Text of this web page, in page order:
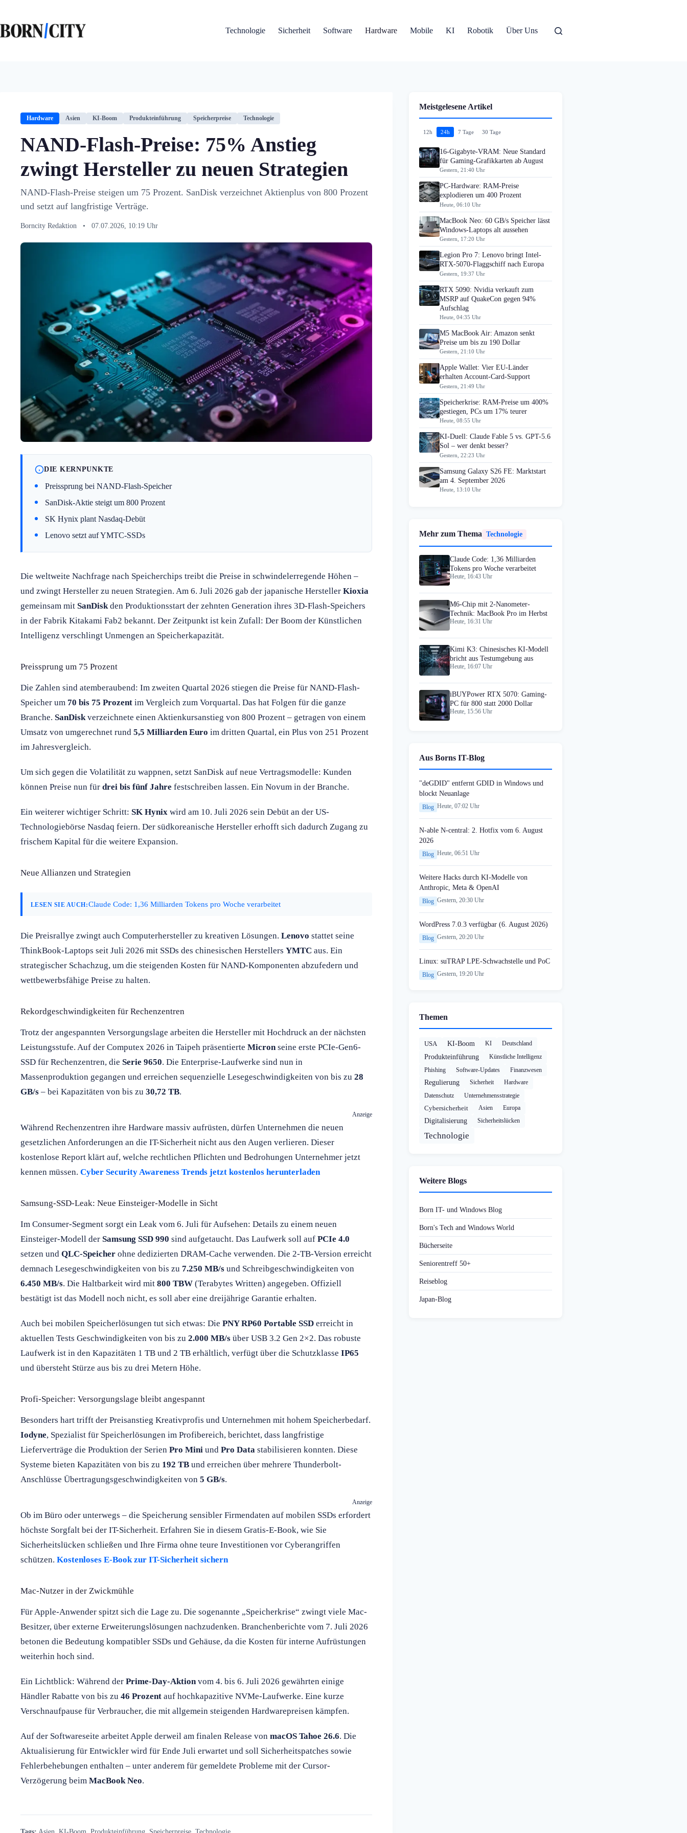
springen
Technologie
Sicherheit Software Hardware Mobile KI Robotik Über Uns
Hardware Asien KI-Boom Produkteinführung Speicherpreise Technologie
NAND-Flash-Preise: 75% Anstieg
zwingt Hersteller zu neuen Strategien
NAND-Flash-Preise steigen um 75 Prozent. SanDisk verzeichnet Aktienplus von 800 Prozent
und setzt auf langfristige Verträge.
Borncity Redaktion • 07.07.2026, 10:19 Uhr
DIE KERNPUNKTE
Preissprung bei NAND-Flash-Speicher
SanDisk-Aktie steigt um 800 Prozent
SK Hynix plant Nasdaq-Debüt
Lenovo setzt auf YMTC-SSDs
Die weltweite Nachfrage nach Speicherchips treibt die Preise in schwindelerregende Höhen –
und zwingt Hersteller zu neuen Strategien. Am 6. Juli 2026 gab der japanische Hersteller Kioxia
gemeinsam mit SanDisk den Produktionsstart der zehnten Generation ihres 3D-Flash-Speichers
in der Fabrik Kitakami Fab2 bekannt. Der Zeitpunkt ist kein Zufall: Der Boom der Künstlichen
Intelligenz verschlingt Unmengen an Speicherkapazität.
Preissprung um 75 Prozent
Die Zahlen sind atemberaubend: Im zweiten Quartal 2026 stiegen die Preise für NAND-Flash-
Speicher um 70 bis 75 Prozent im Vergleich zum Vorquartal. Das hat Folgen für die ganze
Branche. SanDisk verzeichnete einen Aktienkursanstieg von 800 Prozent – getragen von einem
Umsatz von umgerechnet rund 5,5 Milliarden Euro im dritten Quartal, ein Plus von 251 Prozent
im Jahresvergleich.
Um sich gegen die Volatilität zu wappnen, setzt SanDisk auf neue Vertragsmodelle: Kunden
können Preise nun für drei bis fünf Jahre festschreiben lassen. Ein Novum in der Branche.
Ein weiterer wichtiger Schritt: SK Hynix wird am 10. Juli 2026 sein Debüt an der US-
Technologiebörse Nasdaq feiern. Der südkoreanische Hersteller erhofft sich dadurch Zugang zu
frischem Kapital für die weitere Expansion.
Neue Allianzen und Strategien
LESEN SIE AUCH:Claude Code: 1,36 Milliarden Tokens pro Woche verarbeitet
Die Preisrallye zwingt auch Computerhersteller zu kreativen Lösungen. Lenovo stattet seine
ThinkBook-Laptops seit Juli 2026 mit SSDs des chinesischen Herstellers YMTC aus. Ein
strategischer Schachzug, um die steigenden Kosten für NAND-Komponenten abzufedern und
wettbewerbsfähige Preise zu halten.
Rekordgeschwindigkeiten für Rechenzentren
Trotz der angespannten Versorgungslage arbeiten die Hersteller mit Hochdruck an der nächsten
Leistungsstufe. Auf der Computex 2026 in Taipeh präsentierte Micron seine erste PCIe-Gen6-
SSD für Rechenzentren, die Serie 9650. Die Enterprise-Laufwerke sind nun in
Massenproduktion gegangen und erreichen sequenzielle Lesegeschwindigkeiten von bis zu 28
GB/s – bei Kapazitäten von bis zu 30,72 TB.
Anzeige
Während Rechenzentren ihre Hardware massiv aufrüsten, dürfen Unternehmen die neuen
gesetzlichen Anforderungen an die IT-Sicherheit nicht aus den Augen verlieren. Dieser
kostenlose Report klärt auf, welche rechtlichen Pflichten und Bedrohungen Unternehmer jetzt
kennen müssen. Cyber Security Awareness Trends jetzt kostenlos herunterladen
Samsung-SSD-Leak: Neue Einsteiger-Modelle in Sicht
Im Consumer-Segment sorgt ein Leak vom 6. Juli für Aufsehen: Details zu einem neuen
Einsteiger-Modell der Samsung SSD 990 sind aufgetaucht. Das Laufwerk soll auf PCIe 4.0
setzen und QLC-Speicher ohne dedizierten DRAM-Cache verwenden. Die 2-TB-Version erreicht
demnach Lesegeschwindigkeiten von bis zu 7.250 MB/s und Schreibgeschwindigkeiten von
6.450 MB/s. Die Haltbarkeit wird mit 800 TBW (Terabytes Written) angegeben. Offiziell
bestätigt ist das Modell noch nicht, es soll aber eine dreijährige Garantie erhalten.
Auch bei mobilen Speicherlösungen tut sich etwas: Die PNY RP60 Portable SSD erreicht in
aktuellen Tests Geschwindigkeiten von bis zu 2.000 MB/s über USB 3.2 Gen 2×2. Das robuste
Laufwerk ist in den Kapazitäten 1 TB und 2 TB erhältlich, verfügt über die Schutzklasse IP65
und übersteht Stürze aus bis zu drei Metern Höhe.
Profi-Speicher: Versorgungslage bleibt angespannt
Besonders hart trifft der Preisanstieg Kreativprofis und Unternehmen mit hohem Speicherbedarf.
Iodyne, Spezialist für Speicherlösungen im Profibereich, berichtet, dass langfristige
Lieferverträge die Produktion der Serien Pro Mini und Pro Data stabilisieren konnten. Diese
Systeme bieten Kapazitäten von bis zu 192 TB und erreichen über mehrere Thunderbolt-
Anschlüsse Übertragungsgeschwindigkeiten von 5 GB/s.
Anzeige
Ob im Büro oder unterwegs – die Speicherung sensibler Firmendaten auf mobilen SSDs erfordert
höchste Sorgfalt bei der IT-Sicherheit. Erfahren Sie in diesem Gratis-E-Book, wie Sie
Sicherheitslücken schließen und Ihre Firma ohne teure Investitionen vor Cyberangriffen
schützen. Kostenloses E-Book zur IT-Sicherheit sichern
Mac-Nutzer in der Zwickmühle
Für Apple-Anwender spitzt sich die Lage zu. Die sogenannte „Speicherkrise“ zwingt viele Mac-
Besitzer, über externe Erweiterungslösungen nachzudenken. Branchenberichte vom 7. Juli 2026
betonen die Bedeutung kompatibler SSDs und Gehäuse, da die Kosten für interne Aufrüstungen
weiterhin hoch sind.
Ein Lichtblick: Während der Prime-Day-Aktion vom 4. bis 6. Juli 2026 gewährten einige
Händler Rabatte von bis zu 46 Prozent auf hochkapazitive NVMe-Laufwerke. Eine kurze
Verschnaufpause für Verbraucher, die mit allgemein steigenden Hardwarepreisen kämpfen.
Auf der Softwareseite arbeitet Apple derweil am finalen Release von macOS Tahoe 26.6. Die
Aktualisierung für Entwickler wird für Ende Juli erwartet und soll Sicherheitspatches sowie
Fehlerbehebungen enthalten – unter anderem für gemeldete Probleme mit der Cursor-
Verzögerung beim MacBook Neo.
Tags: Asien KI-Boom Produkteinführung Speicherpreise Technologie
Meistgelesene Artikel
12h 24h 7 Tage 30 Tage
16-Gigabyte-VRAM: Neue Standard
für Gaming-Grafikkarten ab August
Gestern, 21:40 Uhr
PC-Hardware: RAM-Preise
explodieren um 400 Prozent
Heute, 06:10 Uhr
MacBook Neo: 60 GB/s Speicher lässt
Windows-Laptops alt aussehen
Gestern, 17:20 Uhr
Legion Pro 7: Lenovo bringt Intel-
RTX-5070-Flaggschiff nach Europa
Gestern, 19:37 Uhr
RTX 5090: Nvidia verkauft zum
MSRP auf QuakeCon gegen 94%
Aufschlag
Heute, 04:35 Uhr
M5 MacBook Air: Amazon senkt
Preise um bis zu 190 Dollar
Gestern, 21:10 Uhr
Apple Wallet: Vier EU-Länder
erhalten Account-Card-Support
Gestern, 21:49 Uhr
Speicherkrise: RAM-Preise um 400%
gestiegen, PCs um 17% teurer
Heute, 08:55 Uhr
KI-Duell: Claude Fable 5 vs. GPT-5.6
Sol – wer denkt besser?
Gestern, 22:23 Uhr
Samsung Galaxy S26 FE: Marktstart
am 4. September 2026
Heute, 13:10 Uhr
Mehr zum Thema Technologie
Claude Code: 1,36 Milliarden
Tokens pro Woche verarbeitet
Heute, 16:43 Uhr
M6-Chip mit 2-Nanometer-
Technik: MacBook Pro im Herbst
Heute, 16:31 Uhr
Kimi K3: Chinesisches KI-Modell
bricht aus Testumgebung aus
Heute, 16:07 Uhr
iBUYPower RTX 5070: Gaming-
PC für 800 statt 2000 Dollar
Heute, 15:56 Uhr
Aus Borns IT-Blog
"deGDID" entfernt GDID in Windows und
blockt Neuanlage
Blog Heute, 07:02 Uhr
N-able N-central: 2. Hotfix vom 6. August
2026
Blog Heute, 06:51 Uhr
Weitere Hacks durch KI-Modelle von
Anthropic, Meta & OpenAI
Blog Gestern, 20:30 Uhr
WordPress 7.0.3 verfügbar (6. August 2026)
Blog Gestern, 20:20 Uhr
Linux: suTRAP LPE-Schwachstelle und PoC
Blog Gestern, 19:20 Uhr
Themen
USA KI-Boom KI Deutschland
Produkteinführung
Künstliche Intelligenz
Phishing
Software-Updates Finanzwesen
Regulierung Sicherheit
Hardware
Datenschutz
Unternehmensstrategie
Cybersicherheit Asien Europa
Digitalisierung Sicherheitslücken
Technologie
Weitere Blogs
Born IT- und Windows Blog
Born's Tech and Windows World
Bücherseite
Seniorentreff 50+
Reiseblog
Japan-Blog